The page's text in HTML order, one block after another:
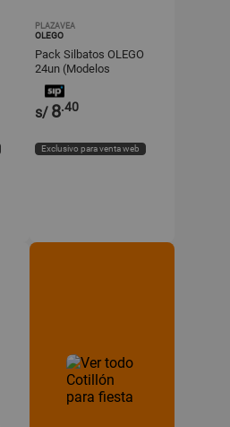
PLAZAVEA
OLEGO
Pack Silbatos OLEGO
24un (Modelos
Aleatorios)
s/ 8.40
Exclusivo para venta web